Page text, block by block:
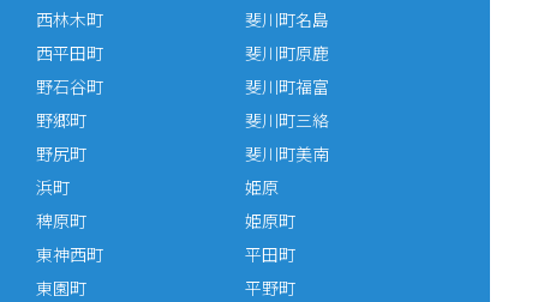
西林木町
西平田町
野石谷町
野郷町
野尻町
浜町
稗原町
東神西町
東園町
斐川町名島
斐川町原鹿
斐川町福富
斐川町三絡
斐川町美南
姫原
姫原町
平田町
平野町